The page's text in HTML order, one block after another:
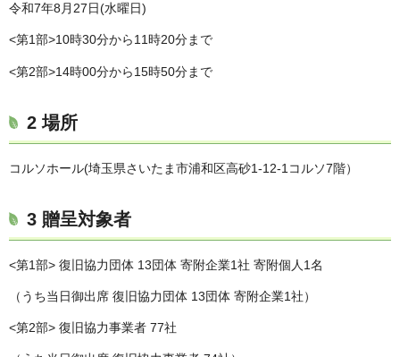
令和7年8月27日(水曜日)
<第1部>10時30分から11時20分まで
<第2部>14時00分から15時50分まで
2 場所
コルソホール(埼玉県さいたま市浦和区高砂1-12-1コルソ7階）
3 贈呈対象者
<第1部> 復旧協力団体 13団体 寄附企業1社 寄附個人1名
（うち当日御出席 復旧協力団体 13団体 寄附企業1社）
<第2部> 復旧協力事業者 77社